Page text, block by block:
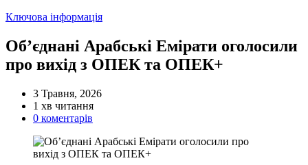
Категорії
Ключова інформація
Об’єднані Арабські Емірати оголосили
про вихід з ОПЕК та ОПЕК+
3 Травня, 2026
Орієнтовний
час
1 хв читання
0 коментарів